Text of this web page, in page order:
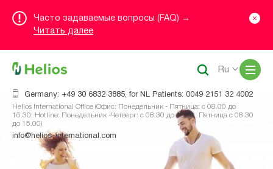
Часто задаваемые вопросы (FAQ) →
Читать далее
Germany: +49 30 6832 3885, for NL Patients: 0049 2151 32 4002
Helios International Office (Офис: Понедельник - Пятница: с 08.00 до
16.30; Hotline: Понедельник -Четверг: с 08.30 до 16.00, Пятница с 08.30
до 15.00)
info@helios-international.com
Ru